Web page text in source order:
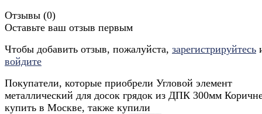
Отзывы (0)
Оставьте ваш отзыв первым
Чтобы добавить отзыв, пожалуйста, зарегистрируйтесь
войдите
Покупатели, которые приобрели Угловой элемент
металлический для досок грядок из ДПК 300мм
купить в Москве, также купили